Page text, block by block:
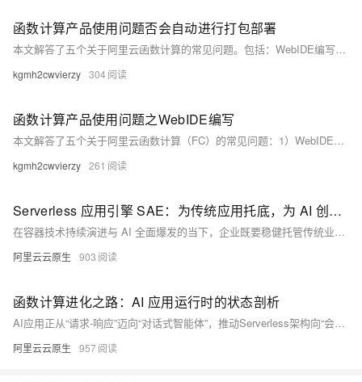
函数计算产品使用问题否会自动进行打包部署
本文解答了五个关于阿里云函数计算的常见问题。包括：WebIDE编写的Node.js代码如何自动打包部署；如何为fc-stable-diffusion-plus开启API功能；如何在代码中主动结束实例并重启新实例处理触发器；如何在Koa中读取invoke事件消息；以及解决异步事件未触发的问题。提供了详细的解决方案和注意事项，帮助用户更好地理解和使用函数计算服务。[查看详情](https://developer.aliyun.com/ask/649609)
kgmh2cwvierzy 304
函数计算产品使用问题之WebIDE编写
本文解答了五个关于阿里云函数计算（FC）的常见问题：1）WebIDE编写的Node.js代码会自动打包部署，并建议将大型依赖打成自定义层；2）如何为fc-stable-diffusion-plus开通API功能；3）如何在代码中主动结束实例并重启新实例处理请求，提供了多种解决方案；4）如何在Koa框架中读取FC的invoke事件消息，给出详细示例代码；5）排查FC异步事件未触发的原因及解决方法，包括检查事件规则、配置和权限等。每项解答均包含具体操作建议及注意事项。更多详细信息，请点击链接查看。
kgmh2cwvierzy 261
Serverless 应用引擎 SAE：为传统应用托底，为 AI 创新加速
在容器技术持续演进与 AI 全面爆发的当下，企业既要稳健托管传统业务，又要高效落地 AI 创新，如何在复杂的基础设施与频繁的版本变化中保持敏捷、稳定与低成本，成了所有技术团队的共同挑战。阿里云 Serverless 应用引擎（SAE）正是为应对这一时代挑战而生的破局者，SAE 以“免运维、强稳定、极致降本”为核心，通过一站式的应用级托管能力，同时支撑传统应用与 AI 应用，让企业把更多精力投入到业务创新。
阿里云云原生 903
函数计算进化之路：AI 应用运行时的状态剖析
AI应用正从“请求-响应”迈向“对话式智能体”，推动Serverless架构向“会话原生”演进。阿里云函数计算引领云上 AI 应用 Serverless 运行时技术创新，实现性能、隔离与成本平衡，开启Serverless AI新范式。
阿里云云原生 957